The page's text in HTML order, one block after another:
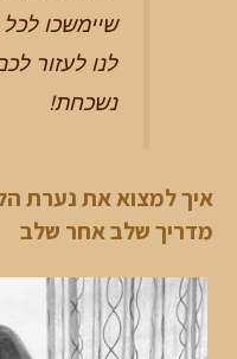
שיימשכו לכל
לנו לעזור
נשכחת!
איך למצוא את נערת
מדריך שלב אחר שלב